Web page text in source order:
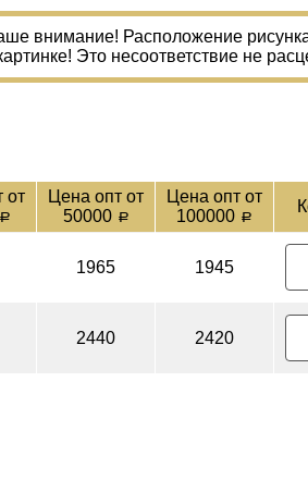
внимание! Расположение рисунка
Это несоответствие не
от
a
Цена опт от
50000 a
Цена опт от
100000 a
1965 1945
2440 2420